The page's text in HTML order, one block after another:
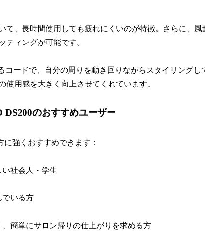
て、長時間使用しても疲れにくいのが特徴。さらに、
ティングが可能です。
コードで、自分の周りを動き回りながらスタイリングし
使用感を大きく向上させてくれています。
のおすすめユーザー
強くおすすめできます：
社会人・学生
でいる方
簡単にサロン帰りの仕上がりを求める方